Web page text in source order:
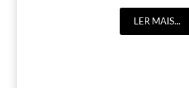
LER MAIS...